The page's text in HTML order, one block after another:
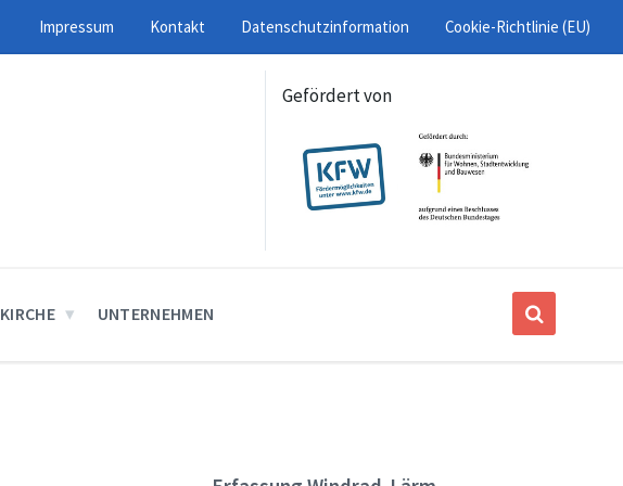
Impressum Kontakt Datenschutzinformation Cookie-Richtlinie (EU)
Gefördert von
KIRCHE UNTERNEHMEN